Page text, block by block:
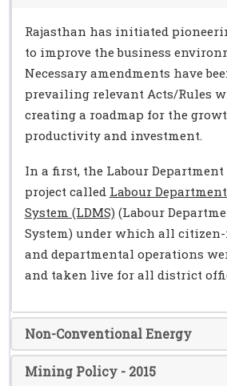
Rajasthan has initiated
to improve the business
Necessary amendments have
prevailing relevant Acts/Rules
creating a roadmap for the
productivity and investment.
In a first, the Labour
project called Labour
System (LDMS)(Labour
System) under which all
and departmental operations
and taken live for all district
Non-Conventional Energy
Mining Policy - 2015